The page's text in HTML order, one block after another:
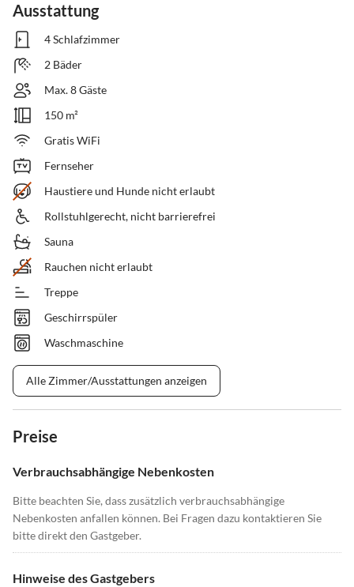
Ausstattung
4 Schlafzimmer
2 Bäder
Max. 8 Gäste
150 m²
Gratis WiFi
Fernseher
Haustiere und Hunde nicht erlaubt
Rollstuhlgerecht, nicht barrierefrei
Sauna
Rauchen nicht erlaubt
Treppe
Geschirrspüler
Waschmaschine
Alle Zimmer/Ausstattungen anzeigen
Preise
Verbrauchsabhängige Nebenkosten
Bitte beachten Sie, dass zusätzlich verbrauchsabhängige
Nebenkosten anfallen können. Bei Fragen dazu kontaktieren Sie
bitte direkt den Gastgeber.
Hinweise des Gastgebers